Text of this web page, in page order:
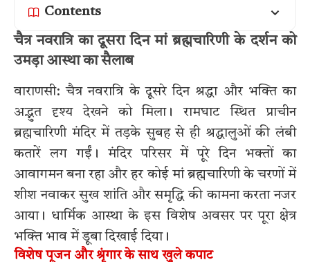
Contents
चैत्र नवरात्रि का दूसरा दिन मां ब्रह्मचारिणी के दर्शन को
उमड़ा आस्था का सैलाब
वाराणसी: चैत्र नवरात्रि के दूसरे दिन श्रद्धा और भक्ति का
अद्भुत दृश्य देखने को मिला। रामघाट स्थित प्राचीन
ब्रह्मचारिणी मंदिर में तड़के सुबह से ही श्रद्धालुओं की लंबी
कतारें लग गईं। मंदिर परिसर में पूरे दिन भक्तों का
आवागमन बना रहा और हर कोई मां ब्रह्मचारिणी के चरणों में
शीश नवाकर सुख शांति और समृद्धि की कामना करता नजर
आया। धार्मिक आस्था के इस विशेष अवसर पर पूरा क्षेत्र
भक्ति भाव में डूबा दिखाई दिया।
विशेष पूजन और श्रृंगार के साथ खुले कपाट